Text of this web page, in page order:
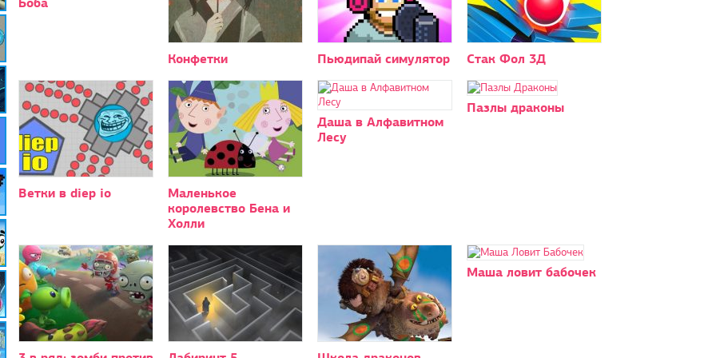
Конфетки Пьюдипай симулятор Стак Фол 3Д
Ветки в diep io
Маленькое
королевство Бена и
Холли
Даша в Алфавитном
Лесу
Пазлы драконы
Маша ловит бабочек